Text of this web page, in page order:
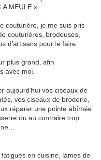
MEULE »
couturière, je me suis pris
couturières, brodeuses,
d’artisans pour le faire.
plus grand, afin
avec moi.
aujourd’hui vos ciseaux de
vos ciseaux de broderie,
réparer une pointe abîmée
ou au contraire trop
en cuisine, lames de